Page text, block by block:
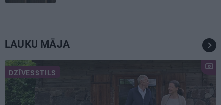
LAUKU MĀJA
DZĪVESSTILS